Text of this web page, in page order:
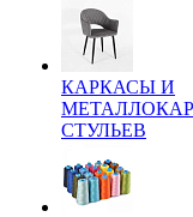
КАРКАСЫ И
СТУЛЬЕВ